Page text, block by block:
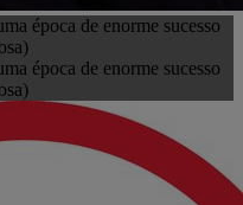
época de enorme sucesso
época de enorme sucesso